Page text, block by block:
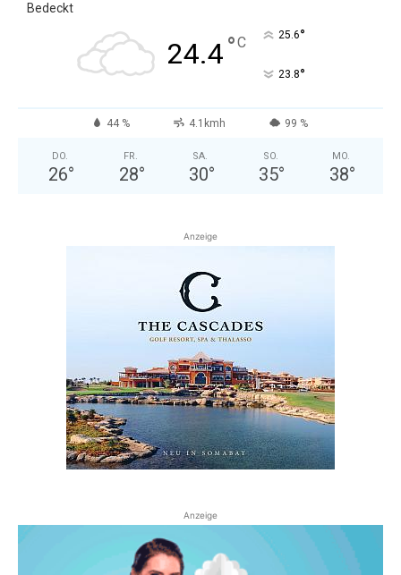
Bedeckt
24.4°C 25.6°
23.8°
44 % 4.1kmh 99 %
DO.
26°
FR.
28°
SA.
30°
SO.
35°
MO.
38°
Anzeige
Anzeige